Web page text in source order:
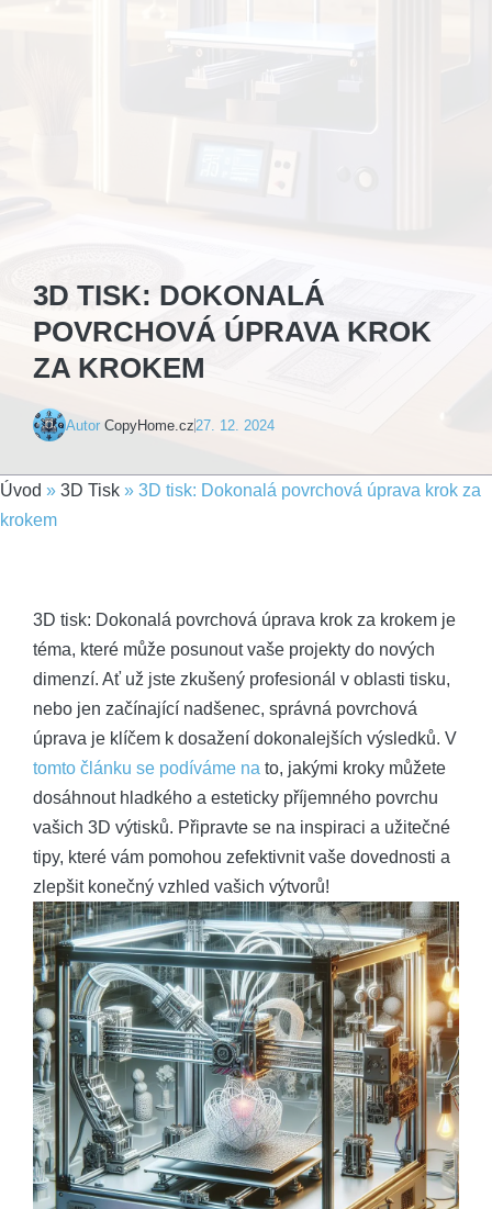
3D TISK: DOKONALÁ
POVRCHOVÁ ÚPRAVA KROK
ZA KROKEM
Autor CopyHome.cz 27. 12. 2024
Úvod » 3D Tisk » 3D tisk: Dokonalá povrchová úprava krok za
krokem
3D tisk: Dokonalá povrchová úprava krok za krokem je
téma, které může posunout vaše projekty do nových
dimenzí. Ať už jste zkušený profesionál v oblasti tisku,
nebo jen začínající nadšenec, správná povrchová
úprava je klíčem k dosažení dokonalejších výsledků. V
tomto článku se podíváme na to, jakými kroky můžete
dosáhnout hladkého a esteticky příjemného povrchu
vašich 3D výtisků. Připravte se na inspiraci a užitečné
tipy, které vám pomohou zefektivnit vaše dovednosti a
zlepšit konečný vzhled vašich výtvorů!